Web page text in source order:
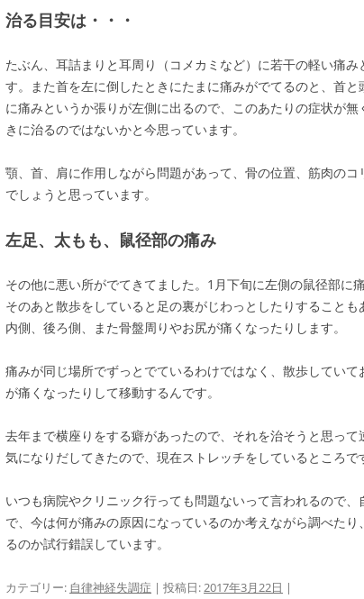
治る目安は・・・
たぶん、耳詰まりと耳周り（コメカミなど）に若干の軽い痛
す。また首を左に倒したときにたまに痛みがでてるのと、首
に痛みというか張りが左側に出るので、このあたりの症状が
きに治るのではないかと今思っています。
顎、首、肩に作用しながら問題があって、骨の位置、筋肉の
でしょうと思っています。
左足、太もも、鼠径部の痛み
その他に悪い所がでてきてました。1月下旬に左側の鼠径部に
そのあと散歩をしていると足の裏がじわっとしたりすること
内側、後ろ側、また骨盤周りやお尻が痛くなったりします。
痛みが同じ場所でずっとでているわけではなく、散歩してい
が痛くなったりして移動するんです。
去年まで横座りをする癖があったので、それを治そうと思っ
気になりだしてきたので、現在ストレッチをしているところで
いつも病院やクリニック行っても問題ないって言われるので
で、今は何が痛みの原因になっているのか考えながら調べた
るのか試行錯誤しています。
カテゴリー: 自律神経失調症 | 投稿日:2017年3月22日 |